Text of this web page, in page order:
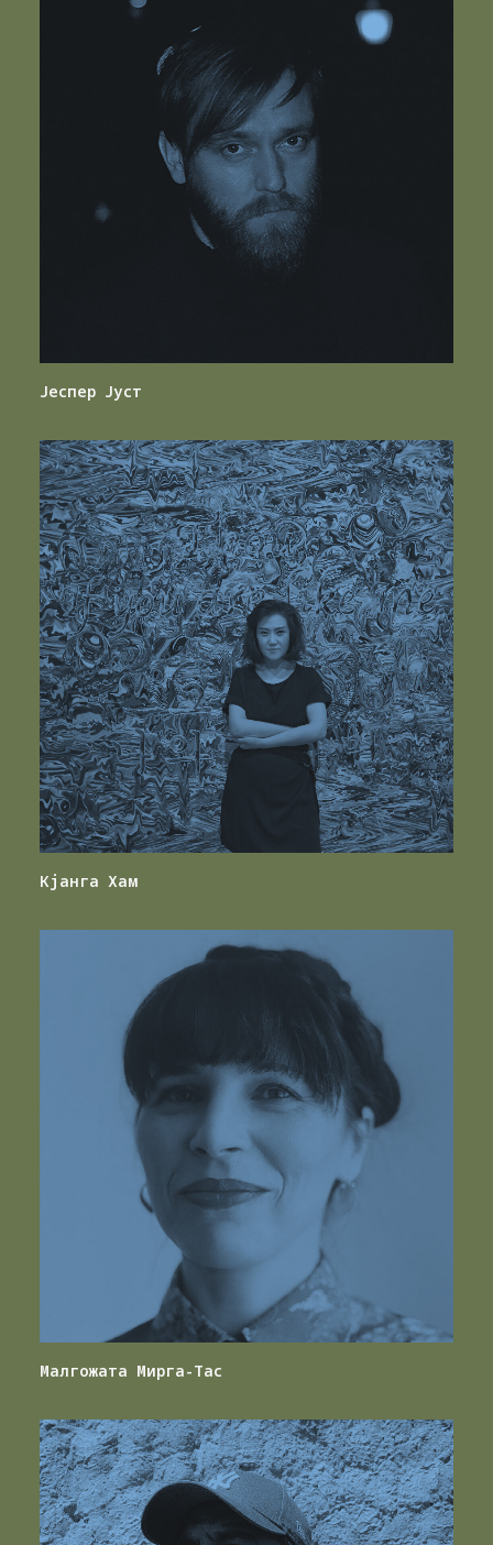
Јеспер Јуст
Кјанга Хам
Малгожата Мирга-Тас